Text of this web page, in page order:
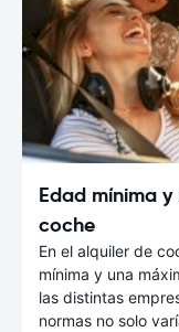
Edad mínima
coche
En el alquiler de
mínima y una
las distintas
normas no solo